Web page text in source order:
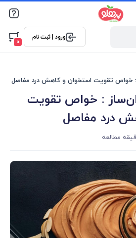
@media screen and (max-width:
ورود | ثبت نام
0
خواص تقویت استخوان و کاهش درد مفاصل
: خواص تقویت
درد مفاصل